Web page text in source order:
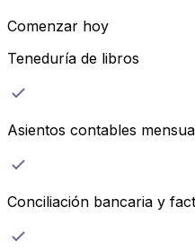
Comenzar hoy
Teneduría de libros
Asientos contables
Conciliación bancaria y